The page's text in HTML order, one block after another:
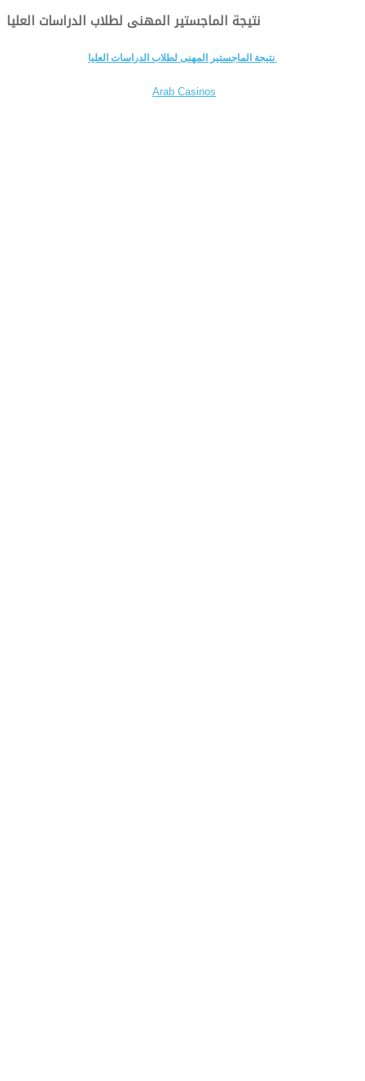
نتيجة الماجستير المهنى لطلاب الدراسات العليا
Arab Casinos